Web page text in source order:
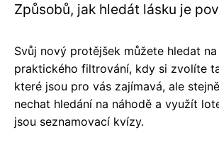
Způsobů, jak hledát lásku je
Svůj nový protějšek můžete hledat
praktického filtrování, kdy si zvolíte
které jsou pro vás zajímavá, ale
nechat hledání na náhodě a využít
jsou seznamovací kvízy.